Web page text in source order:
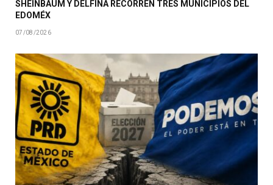
SHEINBAUM Y DELFINA RECORREN TRES MUNICIPIOS DEL
EDOMÉX
07/08/2026